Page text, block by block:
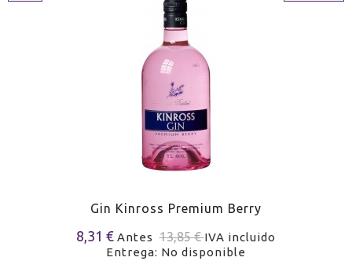
Gin Kinross Premium Berry
8,31 €Antes 13,85 €IVA incluido
Entrega: No disponible